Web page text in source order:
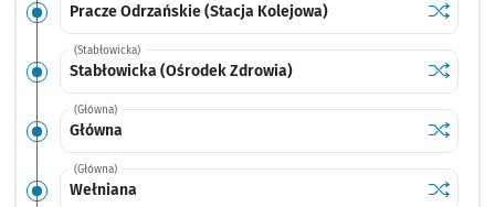
Pracze Odrzańskie (Stacja Kolejowa) Sprawdź
Pracze
(Stabłowicka)
Stabłowicka (Ośrodek Zdrowia) Sprawdź
(Główna)
Główna Sprawdź
Główna
(Główna)
Wełniana Sprawdź
Wełniana